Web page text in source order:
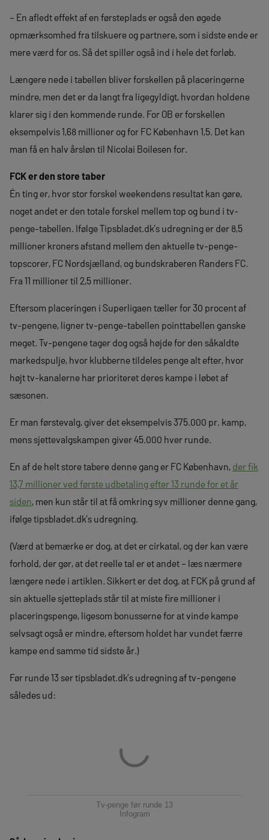
– En afledt effekt af en førsteplads er også den øgede
opmærksomhed fra tilskuere og partnere, som i sidste ende er
mere værd for os. Så det spiller også ind i hele det forløb.
Længere nede i tabellen bliver forskellen på placeringerne
mindre, men det er da langt fra ligegyldigt, hvordan holdene
klarer sig i den kommende runde. For OB er forskellen
eksempelvis 1,68 millioner og for FC København 1,5. Det kan
man få en halv årsløn til Nicolai Boilesen for.
FCK er den store taber
Én ting er, hvor stor forskel weekendens resultat kan gøre,
noget andet er den totale forskel mellem top og bund i tv-
penge-tabellen. Ifølge Tipsbladet.dk’s udregning er der 8,5
millioner kroners afstand mellem den aktuelle tv-penge-
topscorer, FC Nordsjælland, og bundskraberen Randers FC.
Fra 11 millioner til 2,5 millioner.
Eftersom placeringen i Superligaen tæller for 30 procent af
tv-pengene, ligner tv-penge-tabellen pointtabellen ganske
meget. Tv-pengene tager dog også højde for den såkaldte
markedspulje, hvor klubberne tildeles penge alt efter, hvor
højt tv-kanalerne har prioriteret deres kampe i løbet af
sæsonen.
Er man førstevalg, giver det eksempelvis 375.000 pr. kamp,
mens sjettevalgskampen giver 45.000 hver runde.
En af de helt store tabere denne gang er FC København, der fik
13,7 millioner ved første udbetaling efter 13 runde for et år
siden, men kun står til at få omkring syv millioner denne gang,
ifølge tipsbladet.dk’s udregning.
(Værd at bemærke er dog, at det er cirkatal, og der kan være
forhold, der gør, at det reelle tal er et andet – læs nærmere
længere nede i artiklen. Sikkert er det dog, at FCK på grund af
sin aktuelle sjetteplads står til at miste fire millioner i
placeringspenge, ligesom bonusserne for at vinde kampe
selvsagt også er mindre, eftersom holdet har vundet færre
kampe end samme tid sidste år.)
Før runde 13 ser tipsbladet.dk’s udregning af tv-pengene
således ud:
Tv-penge før runde 13
Infogram